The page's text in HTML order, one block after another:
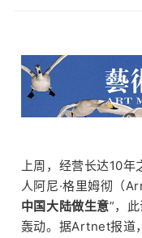
上周，经营长达10
人阿尼·格里姆彻（
中国大陆做生意”，
轰动。据Artnet报道